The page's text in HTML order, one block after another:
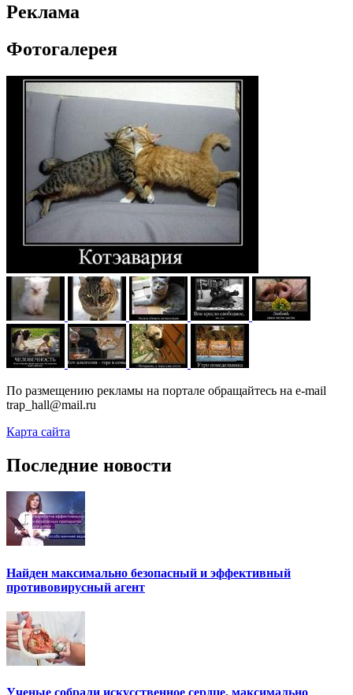
Реклама
Фотогалерея
По размещению рекламы на портале обращайтесь на e-mail
trap_hall@mail.ru
Карта сайта
Последние новости
Найден максимально безопасный и эффективный
противовирусный агент